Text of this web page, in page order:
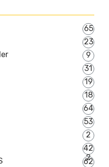
65
23
9
31
19
18
64
53
2
42
2
62